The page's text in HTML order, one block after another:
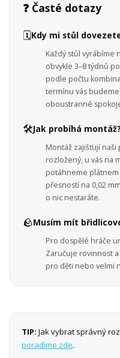
❓ Časté dotazy
🗓️Kdy mi stůl
Každý stůl vyrábíme
obvykle 3–8 týdnů
podle počtu
termínu vás
oboustranné
🛠️Jak probíhá montáž?
Montáž zajišťují
rozložený, u vás na
potáhneme plátnem
přesností na 0,02
o nic nestaráte.
🪨Musím mít
Pro dospělé hráče
Zaručuje rovinnost
pro děti nebo velmi
TIP: Jak vybrat správný
poradíme zde.